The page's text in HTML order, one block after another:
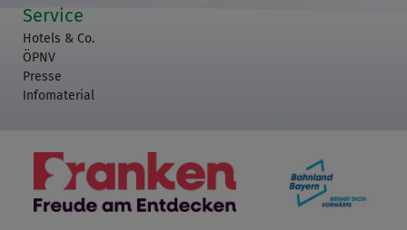
Service
Hotels & Co.
ÖPNV
Presse
Infomaterial